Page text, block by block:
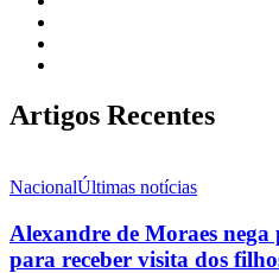
Artigos Recentes
NacionalÚltimas notícias
Alexandre de Moraes
para receber visita dos